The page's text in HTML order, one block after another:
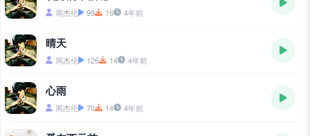
周杰伦 99 16 4年前
晴天
周杰伦 126 14 4年前
心雨
周杰伦 70 14 4年前